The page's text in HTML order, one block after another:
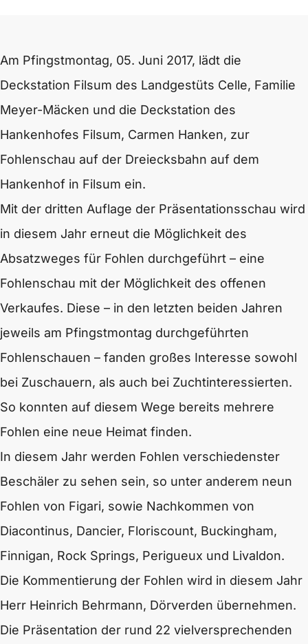
Am Pfingstmontag, 05. Juni 2017, lädt die
Deckstation Filsum des Landgestüts Celle, Familie
Meyer-Mäcken und die Deckstation des
Hankenhofes Filsum, Carmen Hanken, zur
Fohlenschau auf der Dreiecksbahn auf dem
Hankenhof in Filsum ein.
Mit der dritten Auflage der Präsentationsschau wird
in diesem Jahr erneut die Möglichkeit des
Absatzweges für Fohlen durchgeführt – eine
Fohlenschau mit der Möglichkeit des offenen
Verkaufes. Diese – in den letzten beiden Jahren
jeweils am Pfingstmontag durchgeführten
Fohlenschauen – fanden großes Interesse sowohl
bei Zuschauern, als auch bei Zuchtinteressierten.
So konnten auf diesem Wege bereits mehrere
Fohlen eine neue Heimat finden.
In diesem Jahr werden Fohlen verschiedenster
Beschäler zu sehen sein, so unter anderem neun
Fohlen von Figari, sowie Nachkommen von
Diacontinus, Dancier, Floriscount, Buckingham,
Finnigan, Rock Springs, Perigueux und Livaldon.
Die Kommentierung der Fohlen wird in diesem Jahr
Herr Heinrich Behrmann, Dörverden übernehmen.
Die Präsentation der rund 22 vielversprechenden